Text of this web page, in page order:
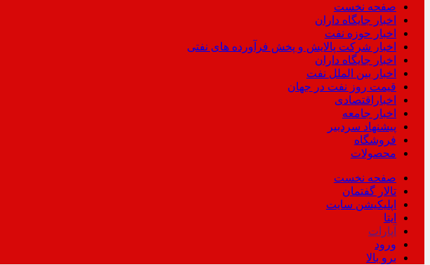
صفحه نخست
اخبار جایگاه داران
اخبار حوزه نفت
اخبار شرکت پالایش و پخش فرآورده های نفتی
اخبار جایگاه داران
اخبار بین الملل نفت
قیمت روز نفت در جهان
اخباراقتصادی
اخبار جامعه
پیشنهاد سردبیر
فروشگاه
محصولات
صفحه نخست
تالار گفتمان
اپلیکیشن سایت
ایتا
آپارات
ورود
برو بالا